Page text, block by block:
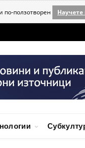
по-ползотворен Научете